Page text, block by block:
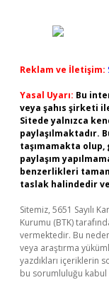
Reklam ve İletişim:
Yasal Uyarı: Bu
veya şahıs şirketi
Sitede yalnızca
paylaşılmaktadır.
taşımamakta
paylaşım
benzerlikleri
taslak halindedir
Sitemiz, 5651 Sayılı
Kurumu (BTK)
vermektedir. Bu
veya araştırma
yazdıkları içeriklerin
bu sorumluluğu kabul